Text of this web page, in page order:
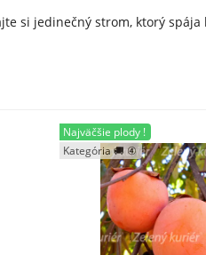
si jedinečný strom, ktorý
Najväčšie plody !
Kategória 🚚 ④